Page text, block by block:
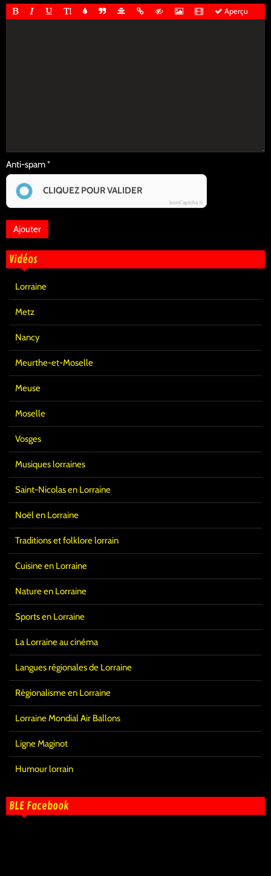
Aperçu
Anti-spam
CLIQUEZ POUR VALIDER
IconCaptcha ©
Vidéos
Lorraine
Metz
Nancy
Meurthe-et-Moselle
Meuse
Moselle
Vosges
Musiques lorraines
Saint-Nicolas en Lorraine
Noël en Lorraine
Traditions et folklore lorrain
Cuisine en Lorraine
Nature en Lorraine
Sports en Lorraine
La Lorraine au cinéma
Langues régionales de Lorraine
Régionalisme en Lorraine
Lorraine Mondial Air Ballons
Ligne Maginot
Humour lorrain
BLE Facebook